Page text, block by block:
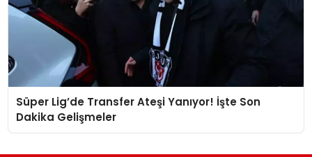
Süper Lig’de Transfer Ateşi Yanıyor! İşte Son
Dakika Gelişmeler